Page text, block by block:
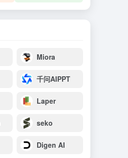
Miora
千问AIPPT
Laper
seko
Digen AI